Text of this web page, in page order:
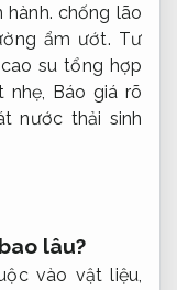
hành. chống lão
ẩm ướt. Tư
su tổng hợp
nhẹ, Báo giá rõ
nước thải sinh
lâu?
vào vật liệu,